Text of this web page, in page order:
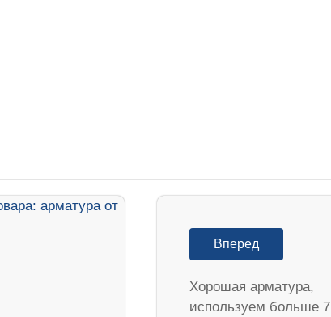
Вперед
Хорошая арматура,
используем больше 7